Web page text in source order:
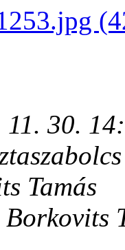
30.
Tamás